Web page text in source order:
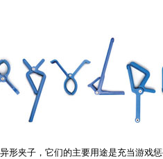
夹子，它们的主要用途是充当游戏惩